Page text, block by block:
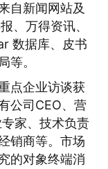
自新闻网站及
、万得资讯、
数据库、皮书
等。
点企业访谈获
公司CEO、营
家、技术负责
销商等。市场
的对象终端消